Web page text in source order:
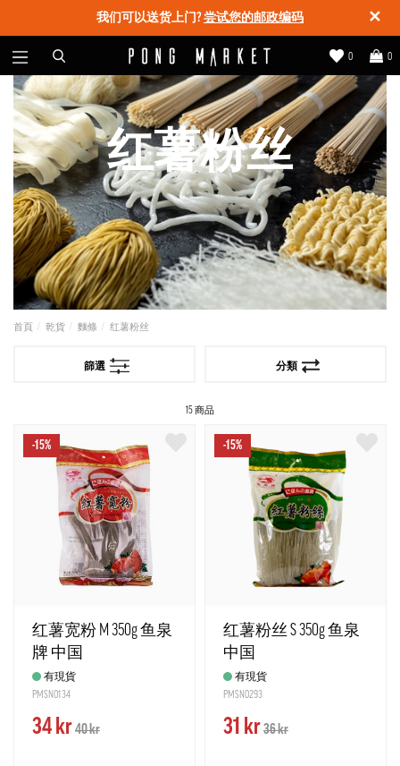
✕
我们可以送货上门?尝试您的邮政编码
0
0
红薯粉丝
首頁 乾貨 麵條 红薯粉丝
篩選 分類
15 商品
-15%
红薯宽粉 M 350g 鱼泉
牌 中国
有現貨
PMSN0134
34 kr40 kr
-15%
红薯粉丝 S 350g 鱼泉
中国
有現貨
PMSN0293
31 kr36 kr